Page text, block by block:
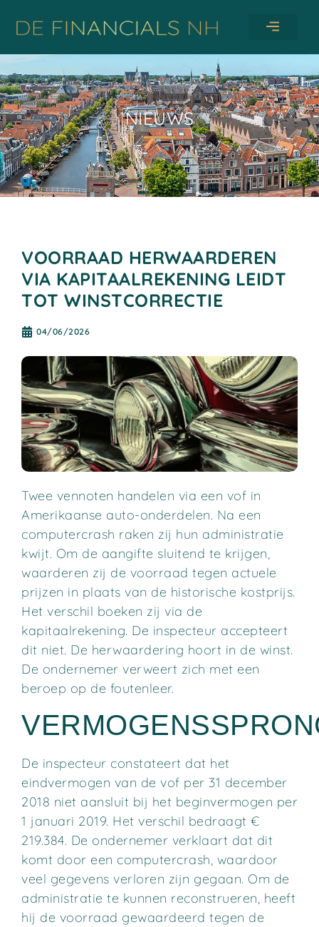
NIEUWS
VOORRAAD HERWAARDEREN
VIA KAPITAALREKENING LEIDT
TOT WINSTCORRECTIE
04/06/2026
Twee vennoten handelen via een vof in
Amerikaanse auto-onderdelen. Na een
computercrash raken zij hun administratie
kwijt. Om de aangifte sluitend te krijgen,
waarderen zij de voorraad tegen actuele
prijzen in plaats van de historische kostprijs.
Het verschil boeken zij via de
kapitaalrekening. De inspecteur accepteert
dit niet. De herwaardering hoort in de winst.
De ondernemer verweert zich met een
beroep op de foutenleer.
De inspecteur constateert dat het
eindvermogen van de vof per 31 december
2018 niet aansluit bij het beginvermogen per
1 januari 2019. Het verschil bedraagt €
219.384. De ondernemer verklaart dat dit
komt door een computercrash, waardoor
veel gegevens verloren zijn gegaan. Om de
administratie te kunnen reconstrueren, heeft
hij de voorraad gewaardeerd tegen de